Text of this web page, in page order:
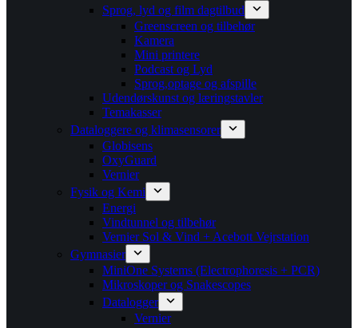
Sprog, lyd og film dagtilbud
Greenscreen og tilbehør
Kamera
Mini printere
Podcast og Lyd
Sprog,optage og afspille
Udendørskunst og læringstavler
Temakasser
Dataloggere og klimasensorer
Globisens
OxyGuard
Vernier
Fysik og Kemi
Energi
Vindtunnel og tilbehør
Vernier Sol & Vind + Acebott Vejrstation
Gymnasier
MiniOne Systems (Electrophoresis + PCR)
Mikroskoper og Snakescopes
Datalogger
Vernier